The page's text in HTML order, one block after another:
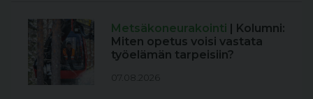
Metsäkoneurakointi | Kolumni:
Miten opetus voisi vastata
työelämän tarpeisiin?
07.08.2026